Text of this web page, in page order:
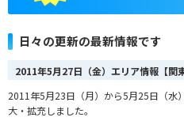
UQ mobile
日々の更新の最新情報です
2011年5月27日（金）エリア情報【関
2011年5月23日（月）から5月25日（水
大・拡充しました。